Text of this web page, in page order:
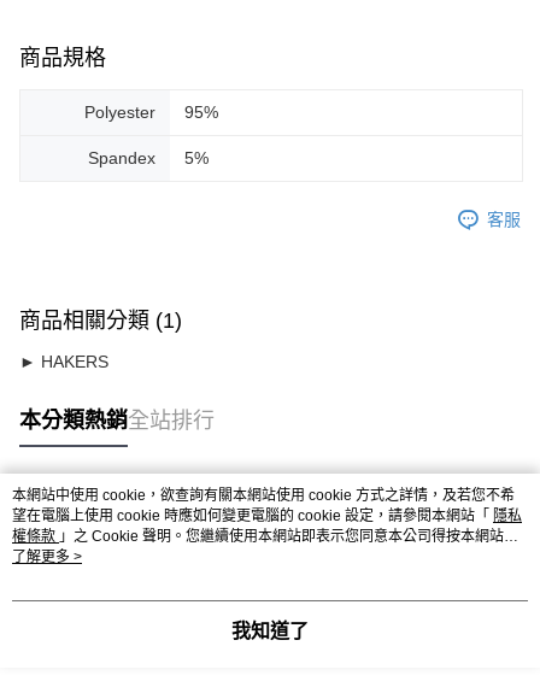
商品規格
Polyester 95%
Spandex 5%
客服
商品相關分類 (1)
► HAKERS
本分類熱銷全站排行
熱門標籤
本網站中使用 cookie，欲查詢有關本網站使用 cookie 方式之詳情，及若您不希
望在電腦上使用 cookie 時應如何變更電腦的 cookie 設定，請參閱本網站「 隱私
權條款 」之 Cookie 聲明。您繼續使用本網站即表示您同意本公司得按本網站使
用條款之 Cookie 聲明使用 cookie。
了解更多 >
我知道了